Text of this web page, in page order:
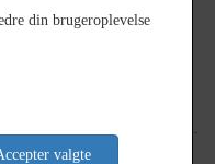
hustru Jensine Petrine,
din brugeroplevelse
valgte